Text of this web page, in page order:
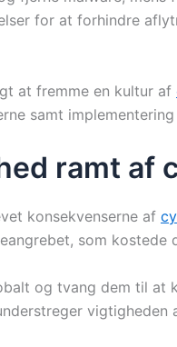
for at forhindre
at fremme en kultur af
samt
ramt af
konsekvenserne af
som
og tvang dem til